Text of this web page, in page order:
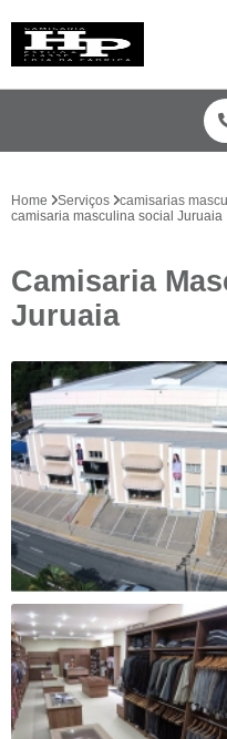
Home Serviços camisarias
camisaria masculina social Juruaia
Camisaria
Juruaia